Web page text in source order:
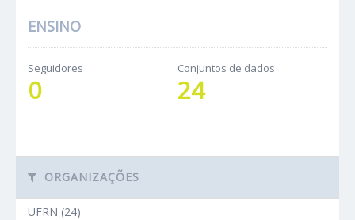
ENSINO
Seguidores
0
Conjuntos de dados
24
ORGANIZAÇÕES
UFRN (24)